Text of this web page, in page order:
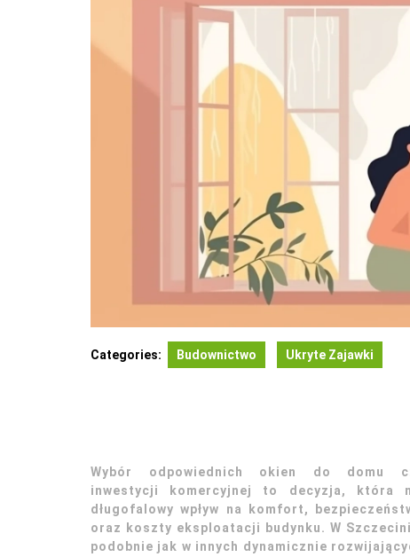
Categories: Budownictwo Ukryte Zajawki
Wybór odpowiednich okien do domu
inwestycji komercyjnej to decyzja, która
długofalowy wpływ na komfort,
oraz koszty eksploatacji budynku. W
podobnie jak w innych dynamicznie